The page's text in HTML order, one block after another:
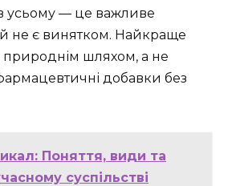
усьому — це важливе
не є винятком. Найкраще
природнім шляхом, а не
добавки без
Поняття, види та
суспільстві